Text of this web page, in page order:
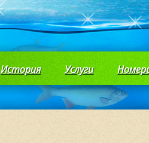
История Услуги